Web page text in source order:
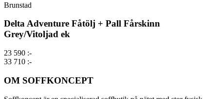
Brunstad
Delta Adventure Fåtölj + Pall Fårskinn
Grey/Vitoljad ek
23 590 :-
33 710 :-
OM SOFFKONCEPT